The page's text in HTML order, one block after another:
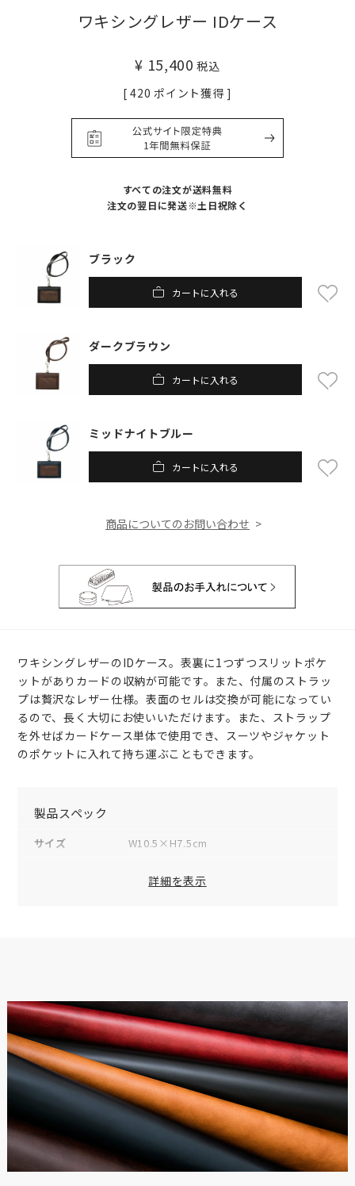
ワキシングレザー IDケース
¥ 15,400 税込
[ 420 ポイント獲得 ]
すべての注文が送料無料
注文の翌日に発送※土日祝除く
ブラック
カートに入れる
ダークブラウン
カートに入れる
ミッドナイトブルー
カートに入れる
商品についてのお問い合わせ
ワキシングレザーのIDケース。表裏に1つずつスリットポケ
ットがありカードの収納が可能です。また、付属のストラッ
プは贅沢なレザー仕様。表面のセルは交換が可能になってい
るので、長く大切にお使いいただけます。また、ストラップ
を外せばカードケース単体で使用でき、スーツやジャケット
のポケットに入れて持ち運ぶこともできます。
製品スペック
サイズ
W10.5×H7.5cm
原産国
日本
※数値は全て概算です。
※製品および付属品の仕様は、改良のため予告なく変更する場
合があります。
※製品画像の色に関しましてはお使いのパソコンや携帯端末の
モニター環境により、実際の製品と異なって見える場合がござ
います。あらかじめご了承ください。
※本製品は天然皮革素材を使用しているため、色味、風合いに
個体差がございます。素材の特性としてご理解ください。
詳細を表示